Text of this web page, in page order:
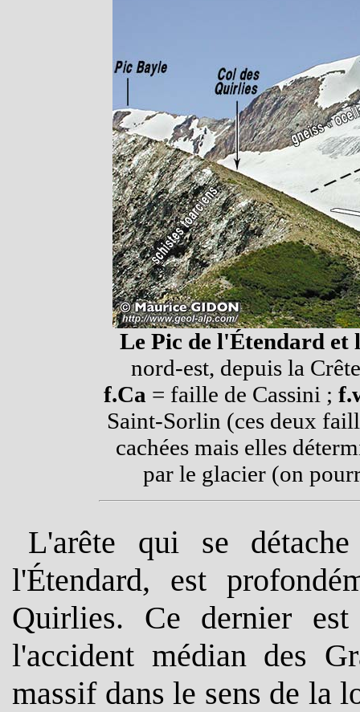
Le Pic de l'Étendard et
nord-est, depuis la
f.Ca = faille de Cassini ;
Saint-Sorlin (ces deux
cachées mais elles
par le glacier (on
L'arête qui se
l'Étendard, est
Quirlies. Ce dernier
l'accident médian des
massif dans le sens de la